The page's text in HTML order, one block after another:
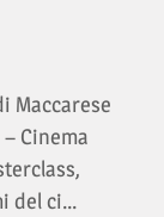
Maccarese
Cinema
del ci...